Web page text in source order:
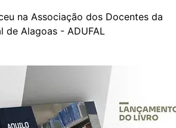
na Associação dos Docentes da
de Alagoas - ADUFAL